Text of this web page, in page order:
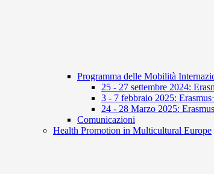
Programma delle Mobilità
25 - 27 settembre 2024:
3 - 7 febbraio 2025:
24 - 28 Marzo 2025:
Comunicazioni
Health Promotion in Multicultural Europe